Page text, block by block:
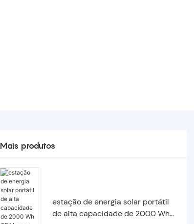
Mais produtos
estação de energia solar portátil
de alta capacidade de 2000 Wh